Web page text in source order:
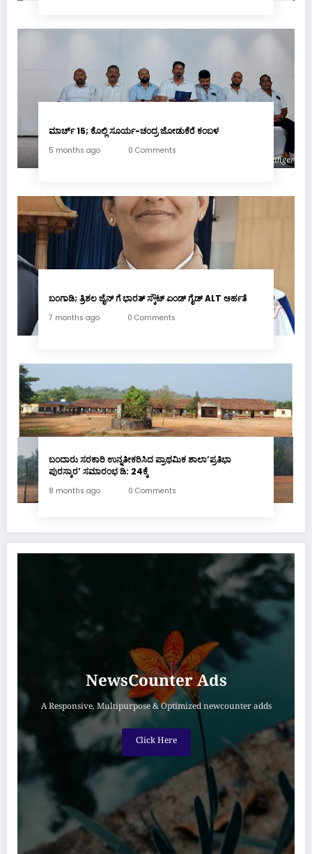
ಮಾರ್ಚ್ 15; ಕೊಲ್ಲಿ ಸೂರ್ಯ-ಚಂದ್ರ ಜೋಡುಕೆರೆ ಕಂಬಳ
5 months ago 0 Comments
ಬಂಗಾಡಿ; ತ್ರಿಶಲ ಜೈನ್ ಗೆ ಭಾರತ್ ಸ್ಕೌಟ್ ಏಂಡ್ ಗೈಡ್ ALT ಅರ್ಹತೆ
7 months ago 0 Comments
ಬಂದಾರು ಸರಕಾರಿ ಉನ್ನತೀಕರಿಸಿದ ಪ್ರಾಥಮಿಕ ಶಾಲಾ’ಪ್ರತಿಭಾ
ಪುರಸ್ಕಾರ’ ಸಮಾರಂಭ ಡಿ: 24ಕ್ಕೆ
8 months ago 0 Comments
NewsCounter Ads
A Responsive, Multipurpose & Optimized newcounter adds
Click Here